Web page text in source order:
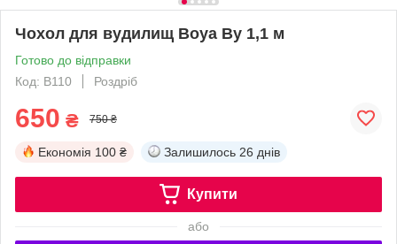
Чохол для вудилищ Boya By 1,1 м
Готово до відправки
Код: B110
Роздріб
650 ₴ 750 ₴
Економія 100 ₴ Залишилось 26 днів
Купити
або